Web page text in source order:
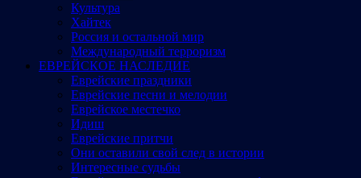
Культура
Хайтек
Россия и остальной мир
Международный терроризм
ЕВРЕЙСКОЕ НАСЛЕДИЕ
Еврейские праздники
Еврейские песни и мелодии
Еврейское местечко
Идиш
Еврейские притчи
Они оставили свой след в истории
Интересные судьбы